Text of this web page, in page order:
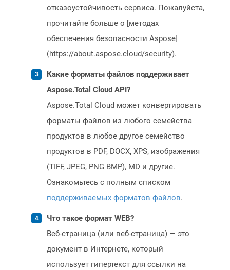
отказоустойчивость сервиса. Пожалуйста,
прочитайте больше о [методах
обеспечения безопасности Aspose]
(https://about.aspose.cloud/security).
Какие форматы файлов поддерживает
Aspose.Total Cloud API?
Aspose.Total Cloud может конвертировать
форматы файлов из любого семейства
продуктов в любое другое семейство
продуктов в PDF, DOCX, XPS, изображения
(TIFF, JPEG, PNG BMP), MD и другие.
Ознакомьтесь с полным списком
поддерживаемых форматов файлов.
Что такое формат WEB?
Веб-страница (или веб-страница) — это
документ в Интернете, который
использует гипертекст для ссылки на